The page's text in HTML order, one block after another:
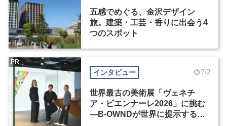
五感でめぐる、金沢デザイン
旅。建築・工芸・香りに出会う4
つのスポット
インタビュー 7/2
世界最古の美術展「ヴェネチ
ア・ビエンナーレ2026」に挑む
―B-OWNDが世界に提示する美
PR